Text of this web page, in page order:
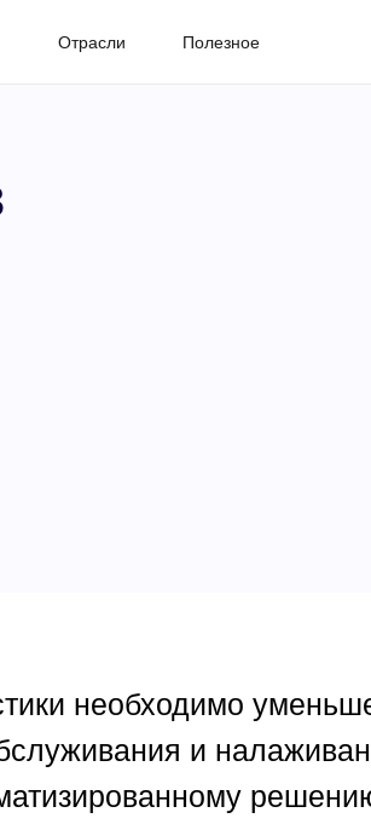
Отрасли Полезное
необходимо
и